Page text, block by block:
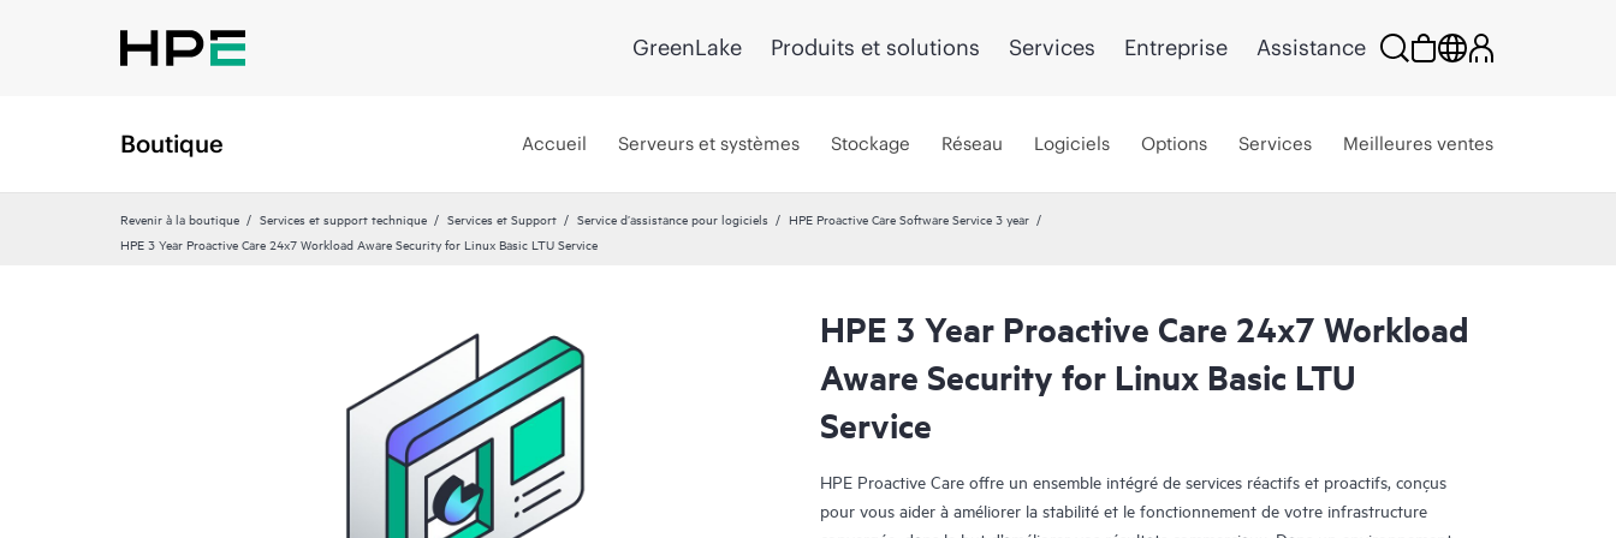
GreenLake Produits et solutions Services Entreprise Assistance
Boutique Accueil Serveurs et systèmes Stockage Réseau Logiciels Options Services Meilleures ventes
Revenir à la boutique Services et support technique Services et Support Service d’assistance pour logiciels
HPE Proactive Care Software Service 3 year
HPE 3 Year Proactive Care 24x7 Workload Aware Security for Linux Basic LTU Service
HPE 3 Year Proactive Care 24x7 Workload
Aware Security for Linux Basic LTU
Service
HPE Proactive Care offre un ensemble intégré de services réactifs et proactifs, conçus
pour vous aider à améliorer la stabilité et le fonctionnement de votre infrastructure